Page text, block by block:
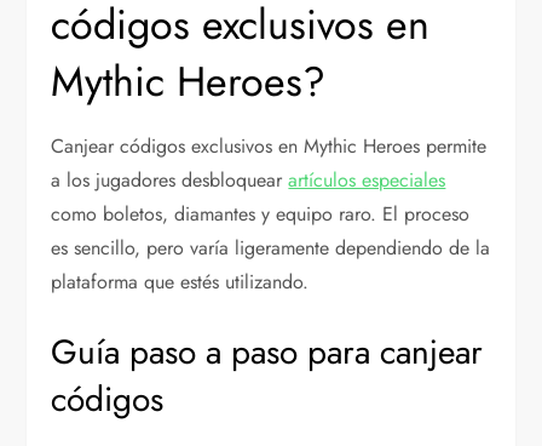
códigos exclusivos en
Mythic Heroes?
Canjear códigos exclusivos en Mythic Heroes permite
a los jugadores desbloquearartículos especiales
como boletos, diamantes y equipo raro. El proceso
es sencillo, pero varía ligeramente dependiendo de la
plataforma que estés utilizando.
Guía paso a paso para canjear
códigos